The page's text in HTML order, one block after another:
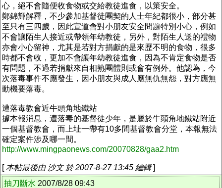
心，絕不會隨便收食物或交給教徒進食，以策安全。
鄭錦輝解釋，不少參加基督徒團契的人士年紀都很小，部分甚
至只有三四歲，因此宣道會對小朋友安全問題特別小心，例如
不會讓陌生人接近或帶領年幼教徒，另外，對陌生人送的禮物
亦會小心留神，尤其是若對方捐獻的是來歷不明的食物，很多
時都不會收，更加不會讓年幼教徒進食，因為不肯定食物是否
有問題，不過若捐獻來自相熟團體則或會有例外。他認為，今
次落毒事件不應發生，因小朋友與成人應無仇無怨，對方應無
動機要落毒。
遭落毒教會近牛頭角地鐵站
據本報消息，遭落毒的基督徒少年，是屬於牛頭角地鐵站附近
一個基督教會，而上址一帶有10多間基督教會分堂，本報無法
確定案件涉及哪一間。
http://www.mingpaonews.com/20070828/gaa2.htm
[本帖最後由 沙文 於 2007-8-27 13:45 編輯]
抽刀斷水 2007/8/28 09:43